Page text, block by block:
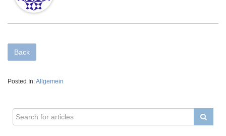
Back
Posted In:Allgemein